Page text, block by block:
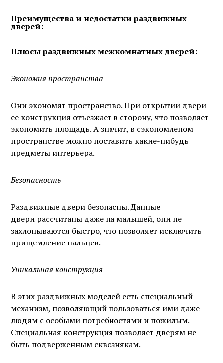
Преимущества и недостатки раздвижных
дверей:
Плюсы раздвижных межкомнатных дверей:
Экономия пространства
Они экономят пространство. При открытии двери
ее конструкция отъезжает в сторону, что позволяет
экономить площадь. А значит, в сэкономленом
пространстве можно поставить какие-нибудь
предметы интерьера.
Безопасность
Раздвижные двери безопасны. Данные
двери рассчитаны даже на малышей, они не
захлопываются быстро, что позволяет исключить
прищемление пальцев.
Уникальная конструкция
В этих раздвижных моделей есть специальный
механизм, позволяющий пользоваться ими даже
людям с особыми потребностями и пожилым.
Специальная конструкция позволяет дверям не
быть подверженным сквознякам.